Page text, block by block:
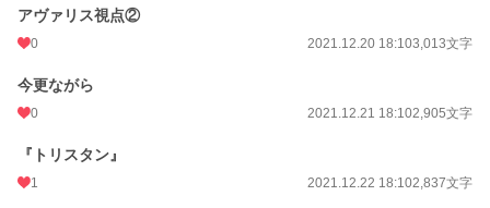
アヴァリス視点②
0 2021.12.20 18:103,013文字
今更ながら
0 2021.12.21 18:102,905文字
『トリスタン』
1 2021.12.22 18:102,837文字